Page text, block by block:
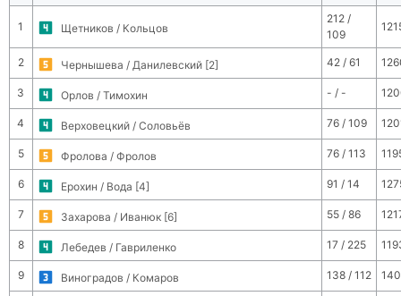
1 Щетников / Кольцов
212 /
109
2 Чернышева / Данилевский [2] 42 / 61
3 Орлов / Тимохин - / -
4 Верховецкий / Соловьёв 76 / 109
5 Фролова / Фролов 76 / 113
6 Ерохин / Вода [4] 91 / 14
7 Захарова / Иванюк [6] 55 / 86
8 Лебедев / Гавриленко 17 / 225
9 Виноградов / Комаров 138 / 112